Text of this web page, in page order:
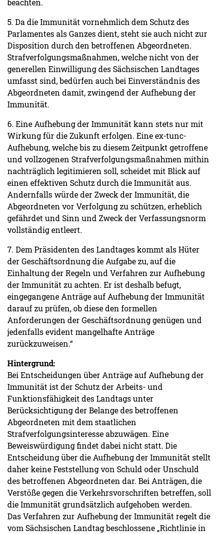
beachten.
5. Da die Immunität vornehmlich dem Schutz des
Parlamentes als Ganzes dient, steht sie auch nicht zur
Disposition durch den betroffenen Abgeordneten.
Strafverfolgungsmaßnahmen, welche nicht von der
generellen Einwilligung des Sächsischen Landtages
umfasst sind, bedürfen auch bei Einverständnis des
Abgeordneten damit, zwingend der Aufhebung der
Immunität.
6. Eine Aufhebung der Immunität kann stets nur mit
Wirkung für die Zukunft erfolgen. Eine ex-tunc-
Aufhebung, welche bis zu diesem Zeitpunkt getroffene
und vollzogenen Strafverfolgungsmaßnahmen mithin
nachträglich legitimieren soll, scheidet mit Blick auf
einen effektiven Schutz durch die Immunität aus.
Andernfalls würde der Zweck der Immunität, die
Abgeordneten vor Verfolgung zu schützen, erheblich
gefährdet und Sinn und Zweck der Verfassungsnorm
vollständig entleert.
7. Dem Präsidenten des Landtages kommt als Hüter
der Geschäftsordnung die Aufgabe zu, auf die
Einhaltung der Regeln und Verfahren zur Aufhebung
der Immunität zu achten. Er ist deshalb befugt,
eingegangene Anträge auf Aufhebung der Immunität
darauf zu prüfen, ob diese den formellen
Anforderungen der Geschäftsordnung genügen und
jedenfalls evident mangelhafte Anträge
zurückzuweisen.“
Hintergrund:
Bei Entscheidungen über Anträge auf Aufhebung der
Immunität ist der Schutz der Arbeits- und
Funktionsfähigkeit des Landtags unter
Berücksichtigung der Belange des betroffenen
Abgeordneten mit dem staatlichen
Strafverfolgungsinteresse abzuwägen. Eine
Beweiswürdigung findet dabei nicht statt. Die
Entscheidung über die Aufhebung der Immunität stellt
daher keine Feststellung von Schuld oder Unschuld
des betroffenen Abgeordneten dar. Bei Anträgen, die
Verstöße gegen die Verkehrsvorschriften betreffen, soll
die Immunität grundsätzlich aufgehoben werden.
Das Verfahren zur Aufhebung der Immunität regelt die
vom Sächsischen Landtag beschlossene „Richtlinie in